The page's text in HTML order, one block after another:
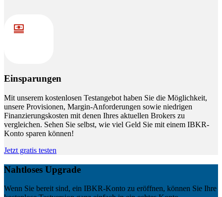
Einsparungen
Mit unserem kostenlosen Testangebot haben Sie die Möglichkeit,
unsere Provisionen, Margin-Anforderungen sowie niedrigen
Finanzierungskosten mit denen Ihres aktuellen Brokers zu
vergleichen. Sehen Sie selbst, wie viel Geld Sie mit einem IBKR-
Konto sparen können!
Jetzt gratis testen
Nahtloses Upgrade
Wenn Sie bereit sind, ein IBKR-Konto zu eröffnen, können Sie Ihre